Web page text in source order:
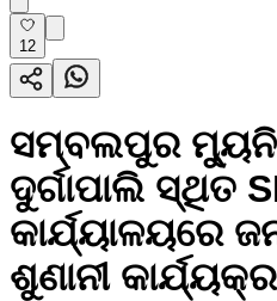
12
ସମ୍ବଲପୁର
ଦୁର୍ଗାପାଲି ସ୍ଥିତ
କାର୍ଯ୍ୟାଳୟରେ
ଶୁଣାନୀ